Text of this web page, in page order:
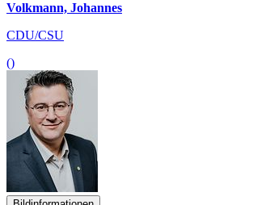
Volkmann, Johannes
CDU/CSU
()